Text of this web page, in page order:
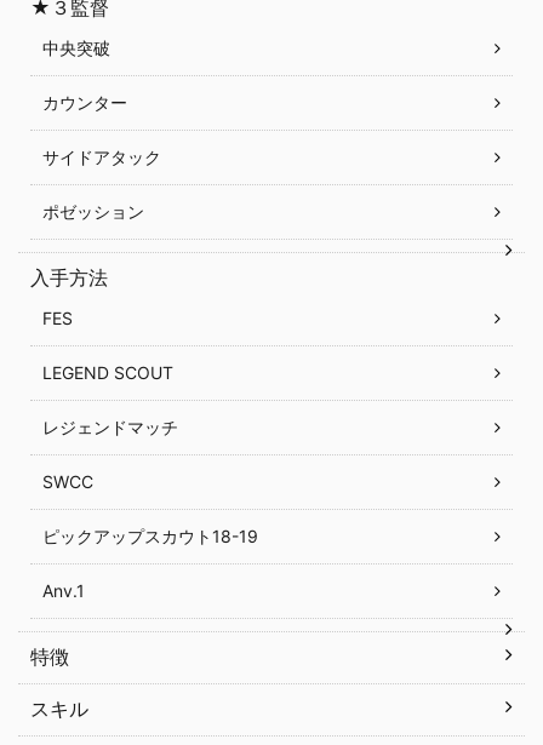
★３監督
中央突破
カウンター
サイドアタック
ポゼッション
入手方法
FES
LEGEND SCOUT
レジェンドマッチ
SWCC
ピックアップスカウト18-19
Anv.1
特徴
スキル